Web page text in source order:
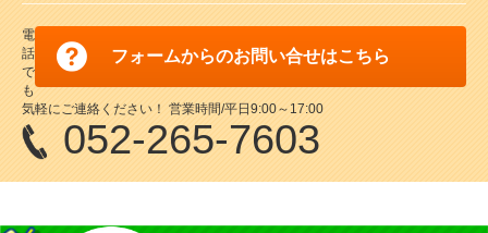
代引不可
W550×H845×D430
A型ボード ウッドレギュラー No.1555
¥11,000
両面
ブラックボード
スタンドプレート（チョーク用） SP-
フォームからのお問い合せはこちら
電
話
で
も
気軽にご連絡ください！ 営業時間/平日9:00～17:00
052-265-7603